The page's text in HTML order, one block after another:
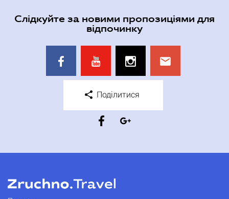
Слідкуйте за новими пропозиціями для
відпочинку
Поділитися